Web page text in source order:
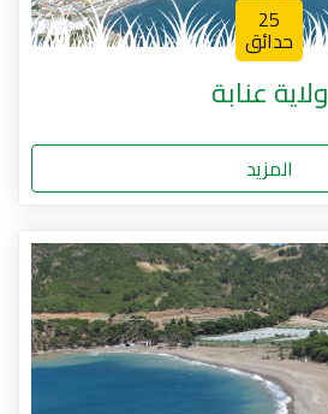
25
حدائق
ولاية عنابة
المزيد